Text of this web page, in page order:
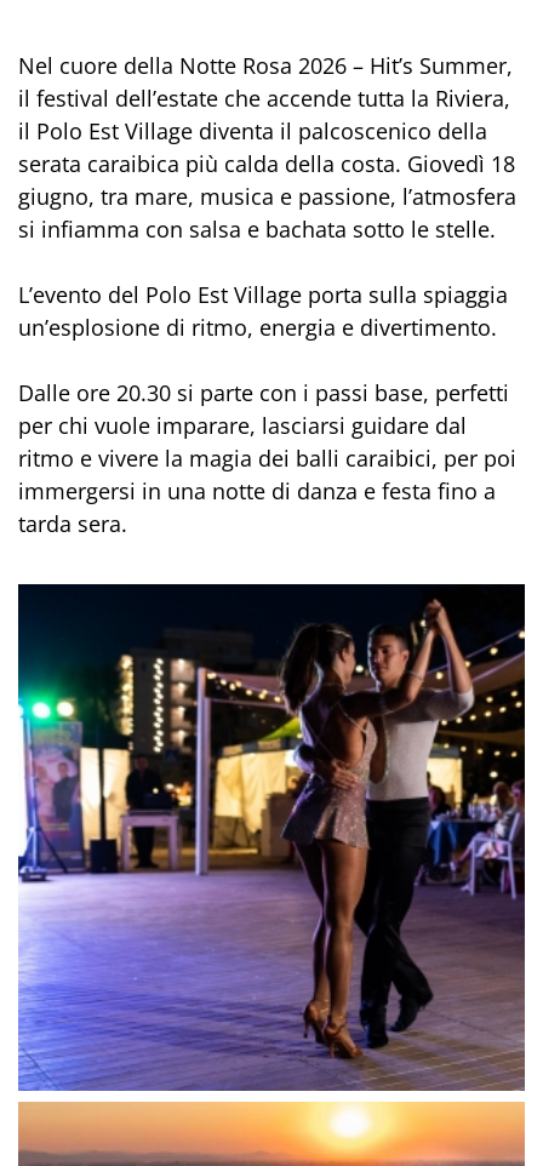
Nel cuore della Notte Rosa 2026 – Hit’s Summer,
il festival dell’estate che accende tutta la Riviera,
il Polo Est Village diventa il palcoscenico della
serata caraibica più calda della costa. Giovedì 18
giugno, tra mare, musica e passione, l’atmosfera
si infiamma con salsa e bachata sotto le stelle.
L’evento del Polo Est Village porta sulla spiaggia
un’esplosione di ritmo, energia e divertimento.
Dalle ore 20.30 si parte con i passi base, perfetti
per chi vuole imparare, lasciarsi guidare dal
ritmo e vivere la magia dei balli caraibici, per poi
immergersi in una notte di danza e festa fino a
tarda sera.